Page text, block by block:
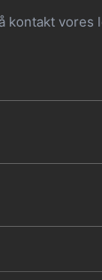
kontakt vores